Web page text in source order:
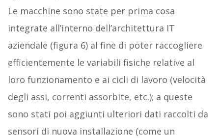
Le macchine sono state per prima cosa
integrate all’interno dell’architettura IT
aziendale (figura 6) al fine di poter raccogliere
efficientemente le variabili fisiche relative al
loro funzionamento e ai cicli di lavoro (velocità
degli assi, correnti assorbite, etc.); a queste
sono stati poi aggiunti ulteriori dati raccolti da
sensori di nuova installazione (come un